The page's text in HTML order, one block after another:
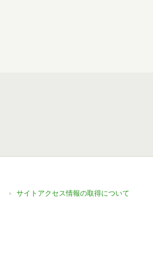
サイトアクセス情報の取得について